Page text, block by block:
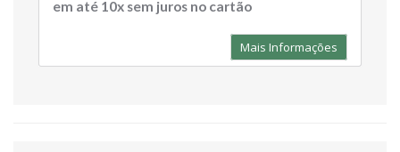
em até 10x sem juros no cartão
Mais Informações